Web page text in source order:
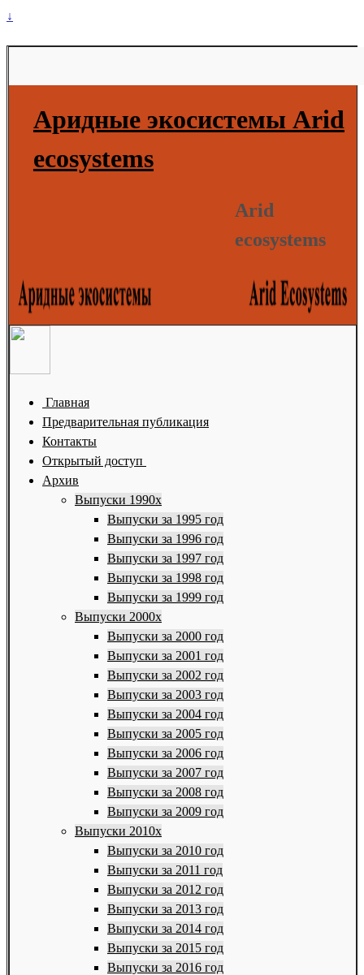
↓
Аридные экосистемы Arid
ecosystems
Arid
ecosystems
Главная
Предварительная публикация
Контакты
Открытый доступ
Архив
Выпуски 1990х
Выпуски за 1995 год
Выпуски за 1996 год
Выпуски за 1997 год
Выпуски за 1998 год
Выпуски за 1999 год
Выпуски 2000х
Выпуски за 2000 год
Выпуски за 2001 год
Выпуски за 2002 год
Выпуски за 2003 год
Выпуски за 2004 год
Выпуски за 2005 год
Выпуски за 2006 год
Выпуски за 2007 год
Выпуски за 2008 год
Выпуски за 2009 год
Выпуски 2010х
Выпуски за 2010 год
Выпуски за 2011 год
Выпуски за 2012 год
Выпуски за 2013 год
Выпуски за 2014 год
Выпуски за 2015 год
Выпуски за 2016 год